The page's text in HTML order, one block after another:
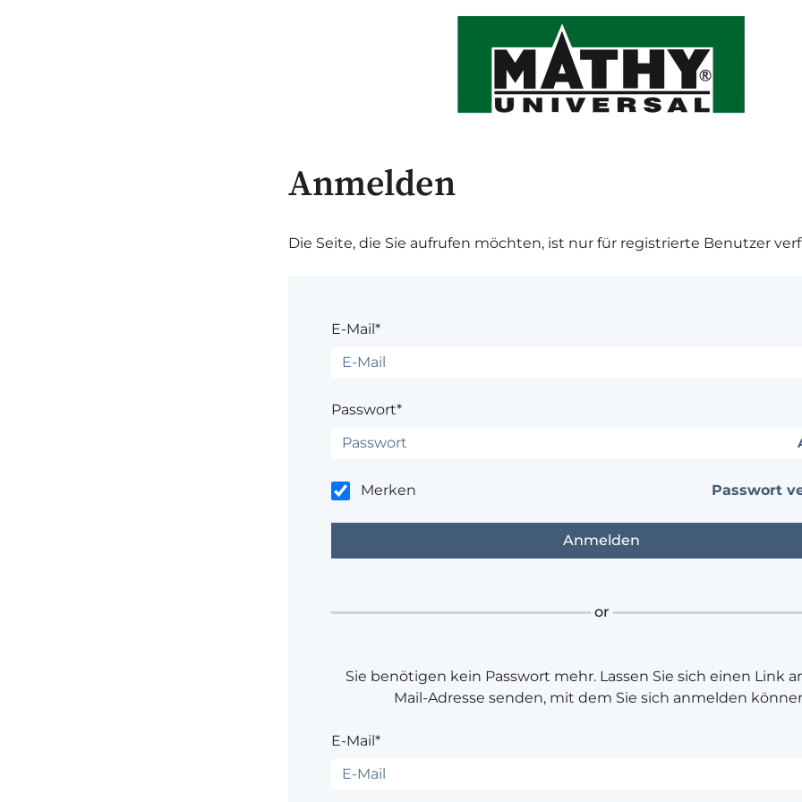
Anmelden
Die Seite, die Sie aufrufen möchten, ist nur für registrierte Benutzer
E-Mail*
Passwort*
Merken Passwort
or
Sie benötigen kein Passwort mehr. Lassen Sie sich einen Link
Mail-Adresse senden, mit dem Sie sich anmelden
E-Mail*